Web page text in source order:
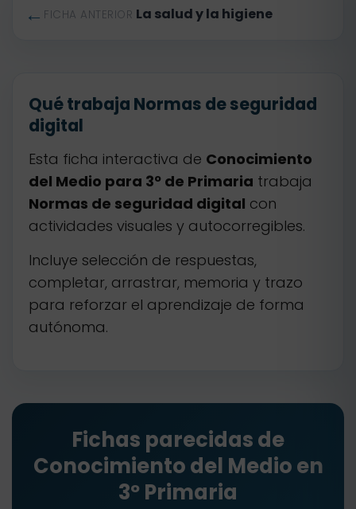
← FICHA ANTERIOR La salud y la higiene
Qué trabaja Normas de seguridad
digital
Esta ficha interactiva de Conocimiento
del Medio para 3º de Primaria trabaja
Normas de seguridad digital con
actividades visuales y autocorregibles.
Incluye selección de respuestas,
completar, arrastrar, memoria y trazo
para reforzar el aprendizaje de forma
autónoma.
Fichas parecidas de
Conocimiento del Medio en
3º Primaria